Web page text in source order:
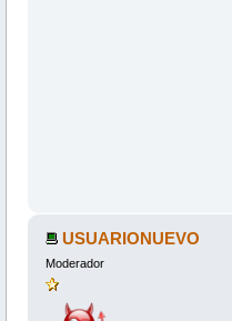
USUARIONUEVO
Moderador